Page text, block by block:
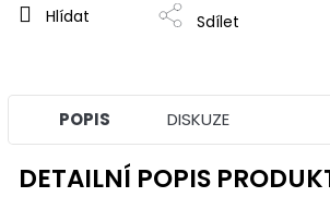
Hlídat Sdílet
POPIS DISKUZE
DETAILNÍ POPIS